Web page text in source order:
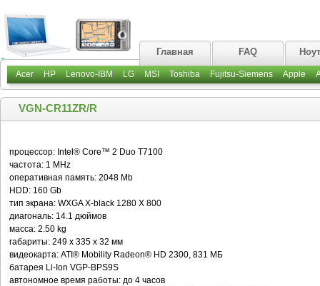
Главная FAQ
Acer HP Lenovo-IBM LG MSI Toshiba Fujitsu-Siemens Apple
VGN-CR11ZR/R
процессор: Intel® Core™ 2 Duo T7100
частота: 1 MHz
оперативная память: 2048 Mb
HDD: 160 Gb
тип экрана: WXGA X-black 1280 X 800
диагональ: 14.1 дюймов
масса: 2.50 kg
габариты: 249 x 335 x 32 мм
видеокарта: ATI® Mobility Radeon® HD 2300, 831 МБ
батарея Li-Ion VGP-BPS9S
автономное время работы: до 4 часов